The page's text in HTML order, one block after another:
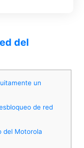
del
un
de red
del Motorola